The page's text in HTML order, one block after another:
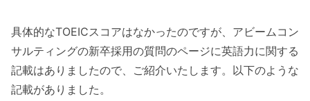
具体的なTOEICスコアはなかったのですが、アビームコン
サルティングの新卒採用の質問のページに英語力に関する
記載はありましたので、ご紹介いたします。以下のような
記載がありました。